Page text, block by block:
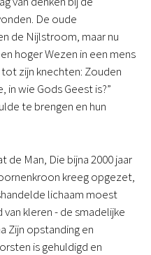
De oude
de Nijlstroom, maar nu
hoger Wezen in een mens
zijn knechten: Zouden
in wie Gods Geest is?”
te brengen en hun
Man, Die bijna 2000 jaar
kreeg opgezet,
lichaam moest
kleren - de smadelijke
Zijn opstanding en
is gehuldigd en